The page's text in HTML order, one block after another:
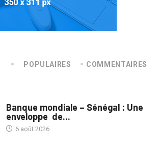
POPULAIRES COMMENTAIRES
Banque mondiale – Sénégal : Une
enveloppe de...
6 août 2026